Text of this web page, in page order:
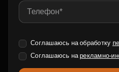
Соглашаюсь на обработку
Соглашаюсь нарекламно-